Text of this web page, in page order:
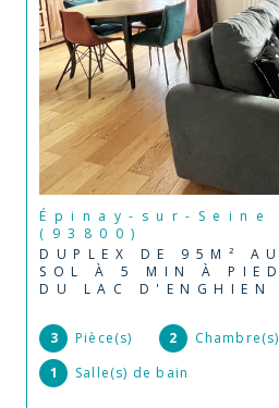
Épinay-sur-Seine
(93800)
DUPLEX DE 95M² AU
SOL À 5 MIN À PIED
DU LAC D'ENGHIEN
3 Pièce(s) 2
Chambre(s)
1
Salle(s) de bain